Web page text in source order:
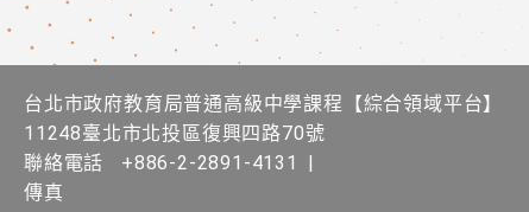
台北市政府教育局普通高級中學課程​【​綜合領域平台】
11248臺北市北投區復興四路70號
聯絡電話
+886-2-2891-4131
|
傳真